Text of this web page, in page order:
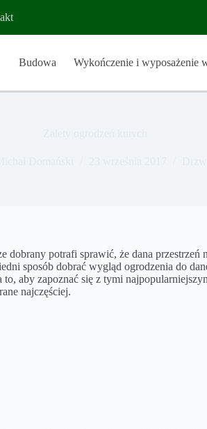
Budowa Wykończenie i wyposażenie
dobrany potrafi sprawić, że dana przestrzeń
sposób dobrać wygląd ogrodzenia do
aby zapoznać się z tymi
najczęściej.